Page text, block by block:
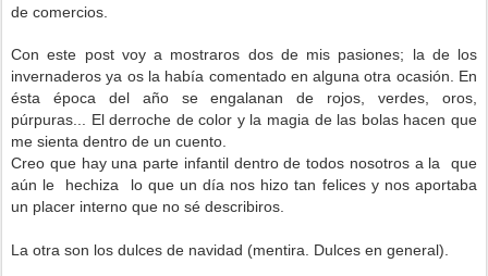
de comercios.
Con este post voy a mostraros dos de mis pasiones; la de los
invernaderos ya os la había comentado en alguna otra ocasión. En
ésta época del año se engalanan de rojos, verdes, oros,
púrpuras... El derroche de color y la magia de las bolas hacen que
me sienta dentro de un cuento.
Creo que hay una parte infantil dentro de todos nosotros a la que
aún le hechiza lo que un día nos hizo tan felices y nos aportaba
un placer interno que no sé describiros.
La otra son los dulces de navidad (mentira. Dulces en general).